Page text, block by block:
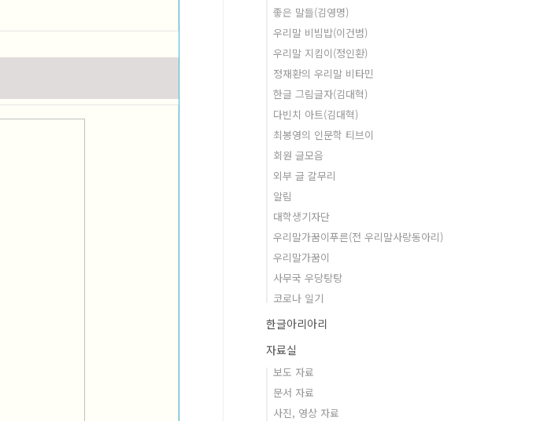
좋은 말들(김영명)
우리말 비빔밥(이건범)
우리말 지킴이(정인환)
정재환의 우리말 비타민
한글 그림글자(김대혁)
다빈치 아트(김대혁)
최봉영의 인문학 티브이
회원 글모음
외부 글 갈무리
알림
대학생기자단
우리말가꿈이푸른(전 우리말사랑동아리)
우리말가꿈이
사무국 우당탕탕
코로나 일기
한글아리아리
자료실
보도 자료
문서 자료
사진, 영상 자료